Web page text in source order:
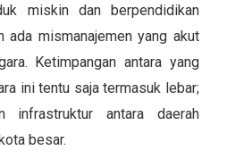
miskin dan berpendidikan
ada mismanajemen yang akut
Ketimpangan antara yang
ini tentu saja termasuk lebar;
infrastruktur antara daerah
besar.